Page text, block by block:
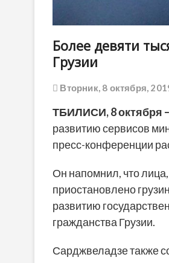
Более девяти
Грузии
Вторник, 8 октября,
ТБИЛИСИ,8 октября –
развитию сервисов
пресс-конференции
Он напомнил, что
приостановлено
развитию
гражданства Грузии.
Сарджвеладзе также